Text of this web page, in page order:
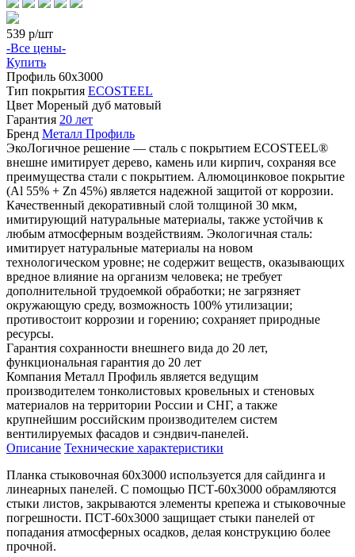
539 р/шт
-Все цены-
Купить
Профиль 60х3000
Тип покрытия ECOSTEEL
Цвет Мореный дуб матовый
Гарантия 20 лет
Бренд Металл Профиль
ЭкоЛогичное решение — сталь с покрытием ECOSTEEL®
внешне имитирует дерево, камень или кирпич, сохраняя все
преимущества стали с покрытием. Алюмоцинковое покрытие
(Аl 55% + Zn 45%) является надежной защитой от коррозии.
Качественный декоративный слой толщиной 30 мкм,
имитирующий натуральные материалы, также устойчив к
любым атмосферным воздействиям. Экологичная сталь:
имитирует натуральные материалы на новом
технологическом уровне; не содержит веществ, оказывающих
вредное влияние на организм человека; не требует
дополнительной трудоемкой обработки; не загрязняет
окружающую среду, возможность 100% утилизации;
противостоит коррозии и горению; сохраняет природные
ресурсы.
Гарантия сохранности внешнего вида до 20 лет,
функциональная гарантия до 20 лет
Компания Металл Профиль является ведущим
производителем тонколистовых кровельных и стеновых
материалов на территории России и СНГ, а также
крупнейшим российским производителем систем
вентилируемых фасадов и сэндвич-панелей.
Описание Технические характеристики
Планка стыковочная 60х3000 используется для сайдинга и
линеарных панелей. С помощью ПСТ-60х3000 обрамляются
стыки листов, закрываются элементы крепежа и стыковочные
погрешности. ПСТ-60х3000 защищает стыки панелей от
попадания атмосферных осадков, делая конструкцию более
прочной.